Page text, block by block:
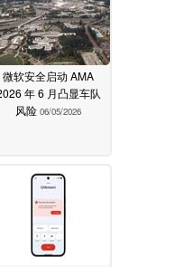
微软安全启动 AMA
年 6 月凸显车队
风险 06/05/2026